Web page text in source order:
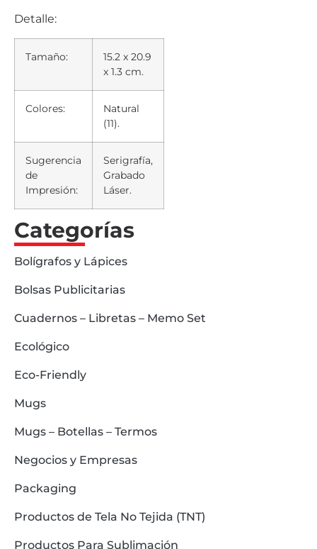
Detalle:
Tamaño:
15.2 x 20.9
x 1.3 cm.
Colores:
Natural
(11).
Sugerencia
de
Impresión:
Serigrafía,
Grabado
Láser.
Categorías
Bolígrafos y Lápices
Bolsas Publicitarias
Cuadernos – Libretas – Memo Set
Ecológico
Eco-Friendly
Mugs
Mugs – Botellas – Termos
Negocios y Empresas
Packaging
Productos de Tela No Tejida (TNT)
Productos Para Sublimación